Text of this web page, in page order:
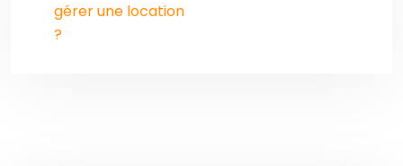
gérer une location
?